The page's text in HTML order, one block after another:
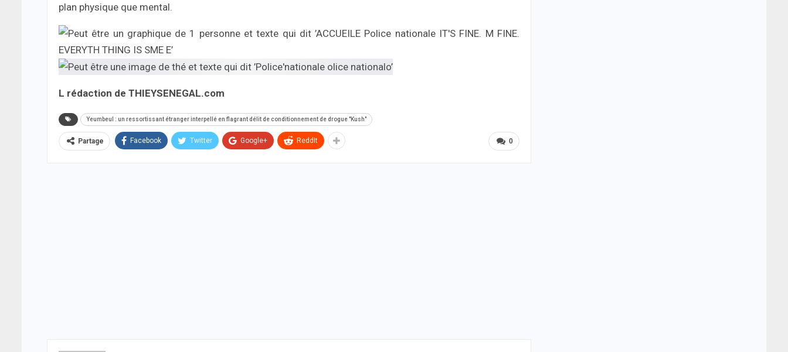
plan physique que mental.
L rédaction de THIEYSENEGAL.com
Yeumbeul : un ressortissant étranger interpellé en flagrant délit de conditionnement de drogue "Kush"
0
Partage Facebook Twitter Google+ ReddIt